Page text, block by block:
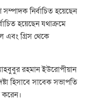
নির্বাচিত হয়েছেন
হয়েছেন যথাক্রমে
এবং গ্রিস থেকে
রহমান ইউরোপীয়ান
হিসাবে সাবেক সভাপতি
করেন।